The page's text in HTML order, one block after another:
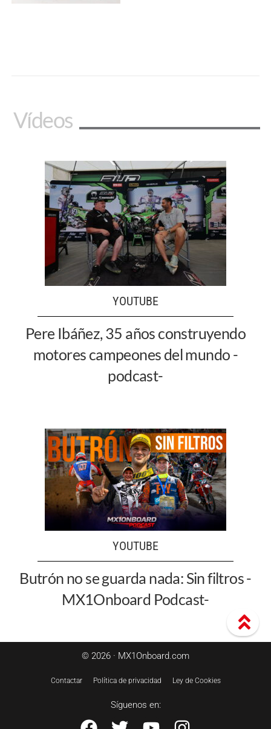
Vídeos
YOUTUBE
Pere Ibáñez, 35 años construyendo
motores campeones del mundo -
podcast-
YOUTUBE
Butrón no se guarda nada: Sin filtros -
MX1Onboard Podcast-
© 2026 · MX1Onboard.com
Contactar Política de privacidad Ley de Cookies
Síguenos en: